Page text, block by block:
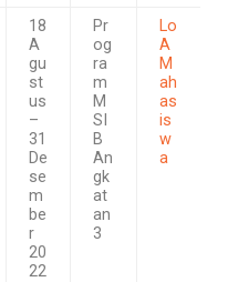
18
A
gu
st
us
–
31
De
se
m
be
r
20
22
Pr
og
ra
m
M
SI
B
An
gk
at
an
3
Lo
A
M
ah
as
is
w
a